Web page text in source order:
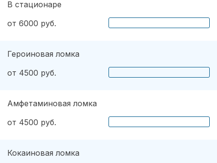
В стационаре
от 6000 руб.
Героиновая ломка
от 4500 руб.
Амфетаминовая ломка
от 4500 руб.
Кокаиновая ломка